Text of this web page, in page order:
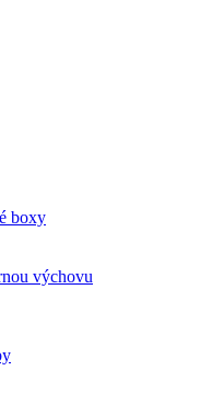
boxy
výchovu